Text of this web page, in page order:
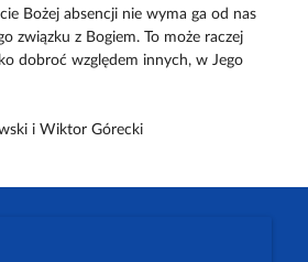
Bożej absencji nie wyma ga od nas
związku z Bogiem. To może raczej
dobroć względem innych, w Jego
i Wiktor Górecki